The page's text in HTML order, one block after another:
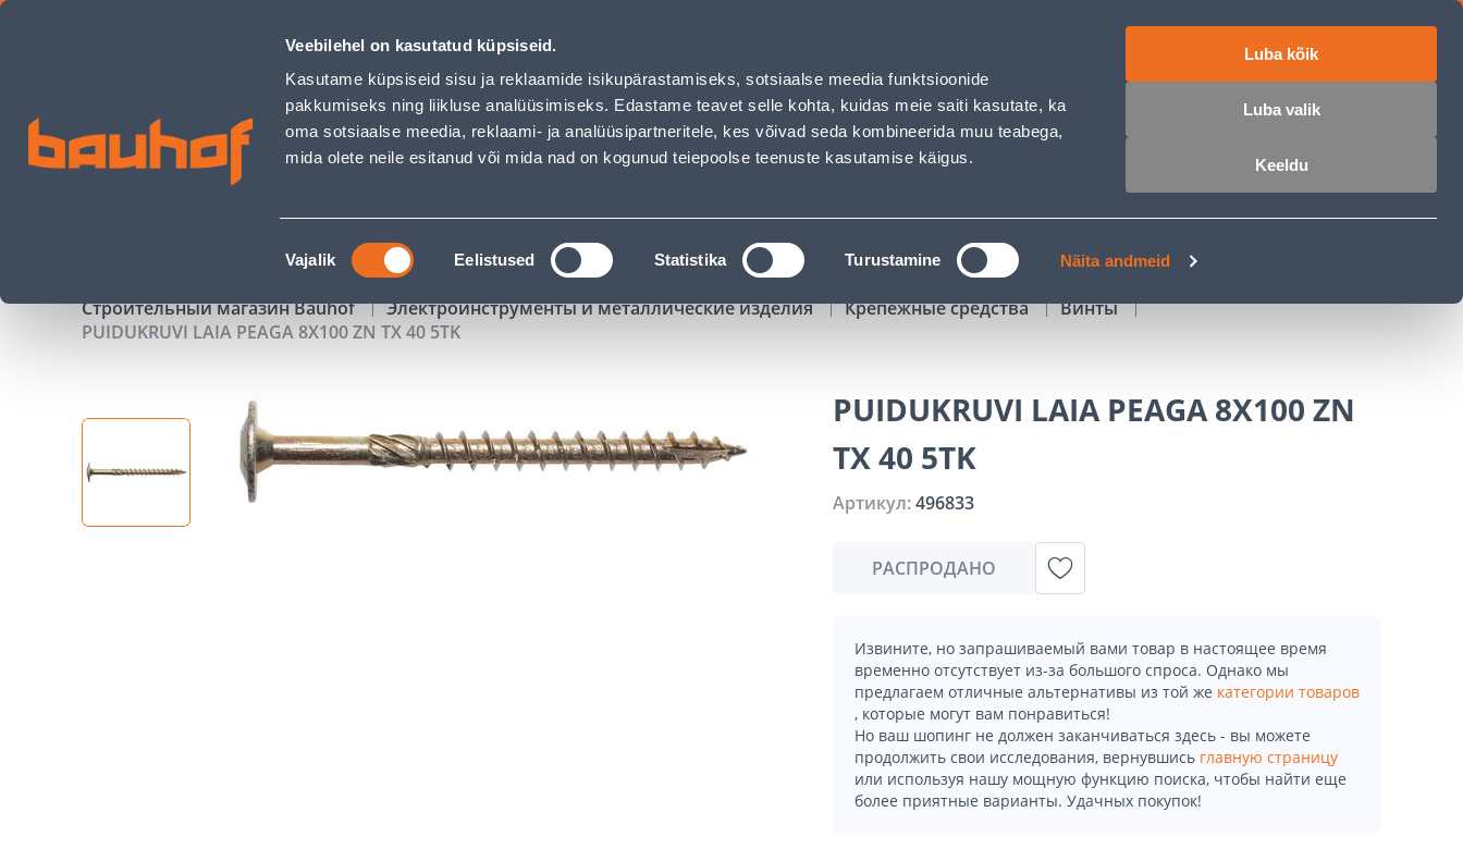
Veebilehel on kasutatud küpsiseid.
Kasutame küpsiseid sisu ja reklaamide isikupärastamiseks, sotsiaalse meedia funktsioonide
pakkumiseks ning liikluse analüüsimiseks. Edastame teavet selle kohta, kuidas meie saiti kasutate, ka
oma sotsiaalse meedia, reklaami- ja analüüsipartneritele, kes võivad seda kombineerida muu teabega,
mida olete neile esitanud või mida nad on kogunud teiepoolse teenuste kasutamise käigus.
Nõusoleku
valik
Vajalik Eelistused Statistika Turustamine Näita andmeid
Luba kõik
Luba valik
Keeldu
PUIDUKRUVI LAIA PEAGA 8X100 ZN TX 40 5TK - Bauhof has loaded
Обслуживание бизнес-клиентов Обслуживание частных клиентов Услуги Предложения о работе
ПОИСК
АКЦИИ КАТАЛОГИ АРЕНДА ИНСТРУМЕНТОВ РАССРОЧКА
Строительный магазин Bauhof Электроинструменты и металлические изделия Крепежные средства
Винты
PUIDUKRUVI LAIA PEAGA 8X100 ZN TX 40 5TK
PUIDUKRUVI LAIA PEAGA 8X100 ZN
TX 40 5TK
Артикул:496833
РАСПРОДАНО
Извините, но запрашиваемый вами товар в настоящее время
временно отсутствует из-за большого спроса. Однако мы
предлагаем отличные альтернативы из той же категории товаров
, которые могут вам понравиться!
Но ваш шопинг не должен заканчиваться здесь - вы можете
продолжить свои исследования, вернувшись главную страницу
или используя нашу мощную функцию поиска, чтобы найти еще
более приятные варианты. Удачных покупок!